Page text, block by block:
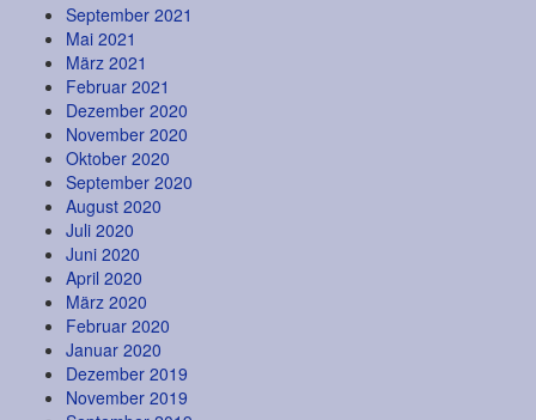
September 2021
Mai 2021
März 2021
Februar 2021
Dezember 2020
November 2020
Oktober 2020
September 2020
August 2020
Juli 2020
Juni 2020
April 2020
März 2020
Februar 2020
Januar 2020
Dezember 2019
November 2019